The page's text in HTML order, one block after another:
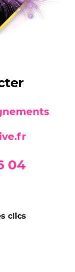
04
clics